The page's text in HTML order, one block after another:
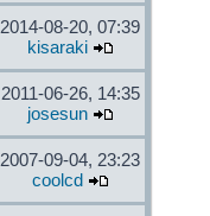
2014-08-20, 07:39
kisaraki
2011-06-26, 14:35
josesun
2007-09-04, 23:23
coolcd